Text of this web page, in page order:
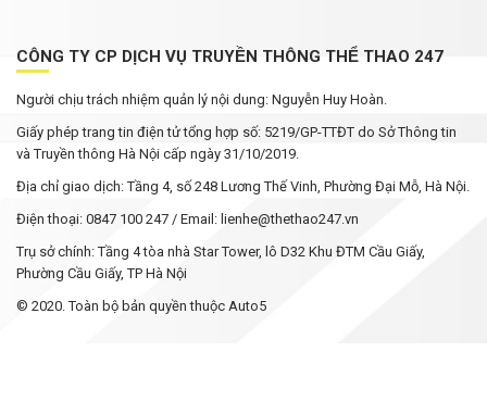
CÔNG TY CP DỊCH VỤ TRUYỀN THÔNG THỂ THAO 247
Người chịu trách nhiệm quản lý nội dung: Nguyễn Huy Hoàn.
Giấy phép trang tin điện tử tổng hợp số: 5219/GP-TTĐT do Sở Thông tin
và Truyền thông Hà Nội cấp ngày 31/10/2019.
Địa chỉ giao dịch: Tầng 4, số 248 Lương Thế Vinh, Phường Đại Mỗ, Hà Nội.
Điện thoại: 0847 100 247 / Email: lienhe@thethao247.vn
Trụ sở chính: Tầng 4 tòa nhà Star Tower, lô D32 Khu ĐTM Cầu Giấy,
Phường Cầu Giấy, TP Hà Nội
© 2020. Toàn bộ bản quyền thuộc Auto5